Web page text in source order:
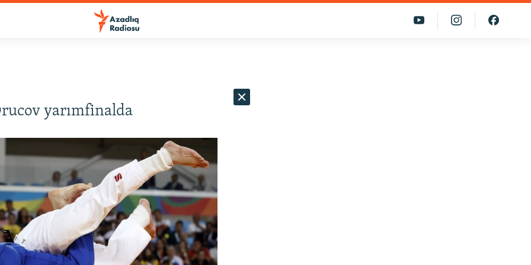
yarımfinalda